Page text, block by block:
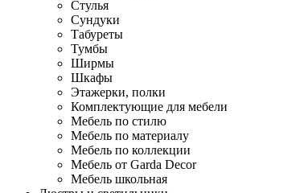
Стулья
Сундуки
Табуреты
Тумбы
Ширмы
Шкафы
Этажерки, полки
Комплектующие для мебели
Мебель по стилю
Мебель по материалу
Мебель по коллекции
Мебель от Garda Decor
Мебель школьная